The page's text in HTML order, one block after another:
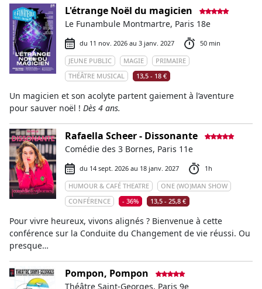
L'étrange Noël du magicien
Le Funambule Montmartre, Paris 18e
du 11 nov. 2026 au 3 janv. 2027
50 min
JEUNE PUBLIC
MAGIE
PRIMAIRE
THÉÂTRE MUSICAL
13,5 - 18 €
Un magicien et son acolyte partent gaiement à l’aventure
pour sauver noël ! Dès 4 ans.
Rafaella Scheer - Dissonante
Comédie des 3 Bornes, Paris 11e
du 14 sept. 2026 au 18 janv. 2027
1h
HUMOUR & CAFÉ THEATRE
ONE (WO)MAN SHOW
CONFÉRENCE
- 36% 13,5 - 25,8 €
Pour vivre heureux, vivons alignés ? Bienvenue à cette
conférence sur la Conduite du Changement de vie réussi. Ou
presque…
Pompon, Pompon
Théâtre Saint-Georges, Paris 9e